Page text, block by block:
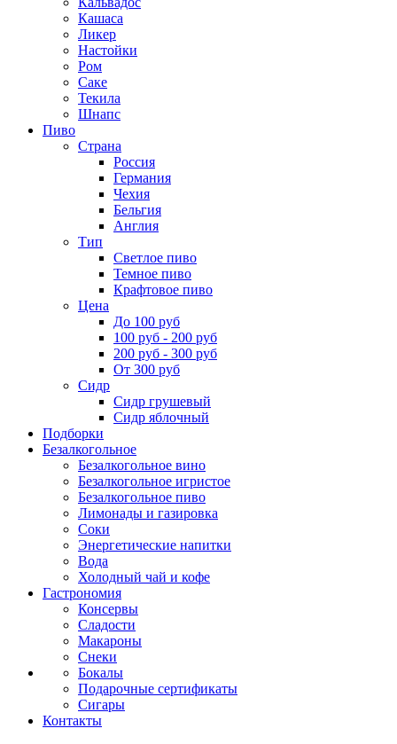
Кашаса
Ликер
Настойки
Ром
Саке
Текила
Шнапс
Пиво
Страна
Россия
Германия
Чехия
Бельгия
Англия
Тип
Светлое пиво
Темное пиво
Крафтовое пиво
Цена
До 100 руб
100 руб - 200 руб
200 руб - 300 руб
От 300 руб
Сидр
Сидр грушевый
Сидр яблочный
Подборки
Безалкогольное
Безалкогольное вино
Безалкогольное игристое
Безалкогольное пиво
Лимонады и газировка
Соки
Энергетические напитки
Вода
Холодный чай и кофе
Гастрономия
Консервы
Сладости
Макароны
Снеки
Бокалы
Подарочные сертификаты
Сигары
Контакты